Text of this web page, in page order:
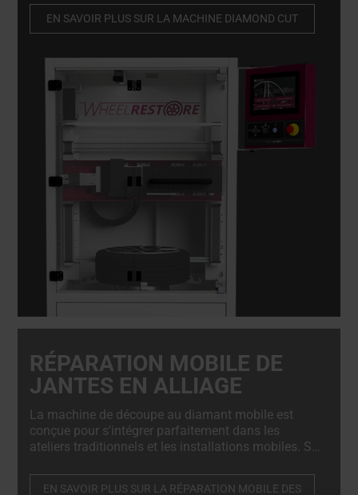
précis sur les roues endommagées tout en
préservant leur intégrité structurelle.
EN SAVOIR PLUS SUR LA MACHINE DIAMOND CUT
RÉPARATION MOBILE DE
JANTES EN ALLIAGE
La machine de découpe au diamant mobile est
conçue pour s'intégrer parfaitement dans les
ateliers traditionnels et les installations mobiles. Sa
l'installer sans effort à l'arrière d'une camionnette,
EN SAVOIR PLUS SUR LA RÉPARATION MOBILE DES